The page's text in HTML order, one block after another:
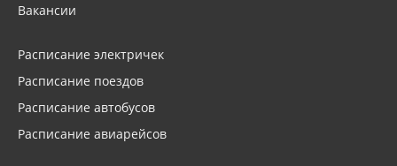
Вакансии
Расписание электричек
Расписание поездов
Расписание автобусов
Расписание авиарейсов